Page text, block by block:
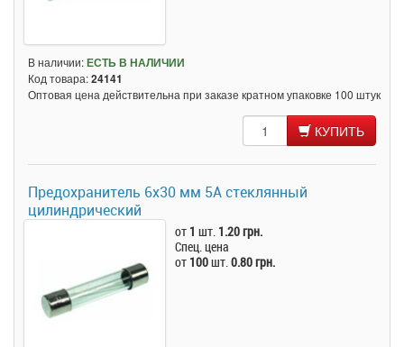
В наличии:ЕСТЬ В НАЛИЧИИ
Код товара:24141
Оптовая цена действительна при заказе кратном упаковке 100 штук
КУПИТЬ
Предохранитель 6x30 мм 5A стеклянный
цилиндрический
от 1 шт. 1.20 грн.
Спец. цена
от 100шт.0.80 грн.